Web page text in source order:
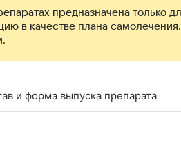
предназначена только
в качестве плана
и форма выпуска препарата